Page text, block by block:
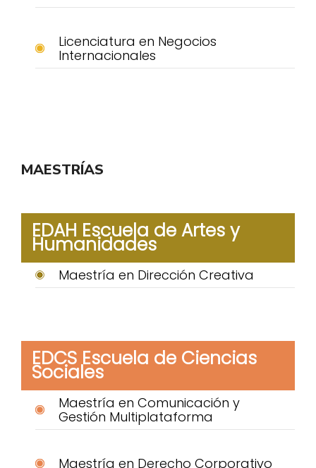
Licenciatura en Negocios
Internacionales
MAESTRÍAS
EDAH Escuela de Artes y
Humanidades
Maestría en Dirección Creativa
EDCS Escuela de Ciencias
Sociales
Maestría en Comunicación y
Gestión Multiplataforma
Maestría en Derecho Corporativo